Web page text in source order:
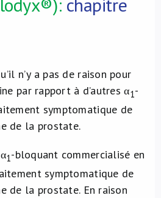
chapitre
n’y a pas de raison pour
par rapport à d’autres α1-
symptomatique de
de la prostate.
1-bloquant commercialisé en
symptomatique de
de la prostate. En raison